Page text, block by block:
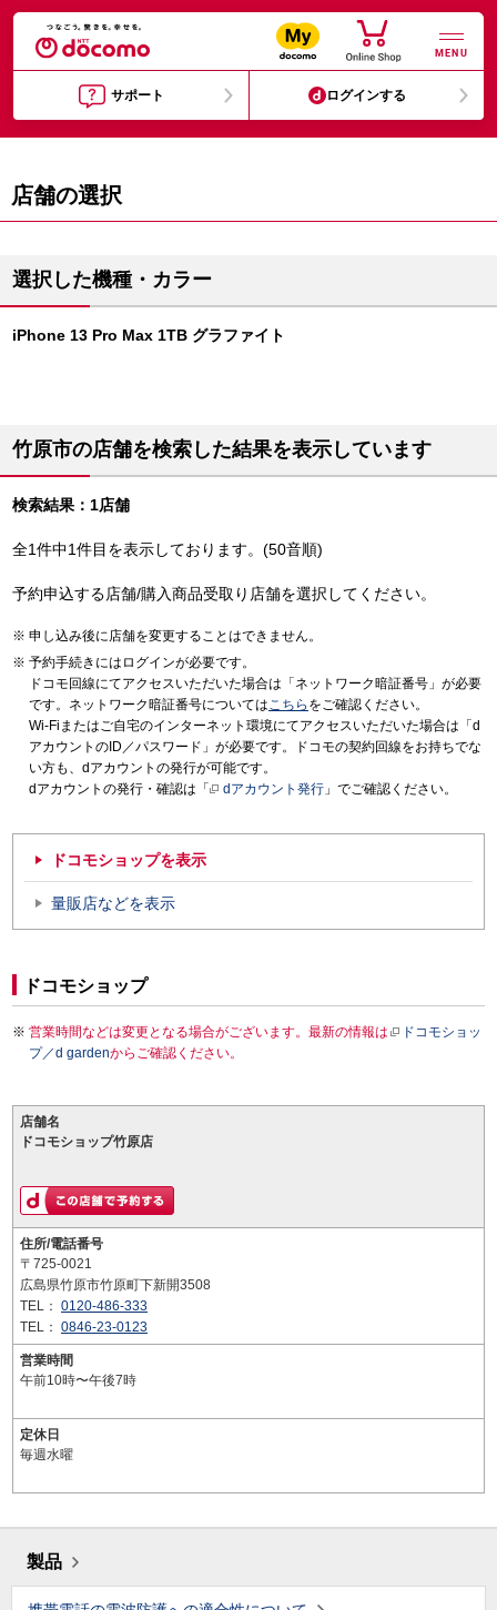
MENU
サポート ログインする
店舗の選択
選択した機種・カラー
iPhone 13 Pro Max 1TB グラファイト
竹原市の店舗を検索した結果を表示しています
検索結果：1店舗
全1件中1件目を表示しております。(50音順)
予約申込する店舗/購入商品受取り店舗を選択してください。
申し込み後に店舗を変更することはできません。
予約手続きにはログインが必要です。
ドコモ回線にてアクセスいただいた場合は「ネットワーク暗証番号」が必要
です。ネットワーク暗証番号についてはこちら をご確認ください。
Wi-Fiまたはご自宅のインターネット環境にてアクセスいただいた場合は「d
アカウントのID／パスワード」が必要です。ドコモの契約回線をお持ちでな
い方も、dアカウントの発行が可能です。
dアカウントの発行・確認は「
dアカウント発行 」でご確認ください。
ドコモショップを表示
量販店などを表示
ドコモショップ
営業時間などは変更となる場合がございます。最新の情報は
ドコモショッ
プ／d gardenからご確認ください。
店舗名
ドコモショップ竹原店
住所/電話番号
〒725-0021
広島県竹原市竹原町下新開3508
TEL： 0120-486-333
TEL： 0846-23-0123
営業時間
午前10時〜午後7時
定休日
毎週水曜
製品